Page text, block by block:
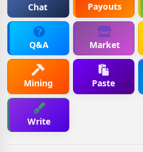
Chat Payouts
Q&A Market
Mining Paste
Write